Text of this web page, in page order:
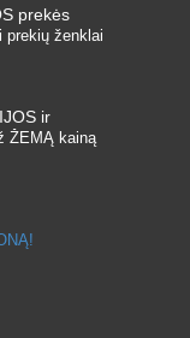
prekės
prekių ženklai
ir
ŽEMĄ kainą